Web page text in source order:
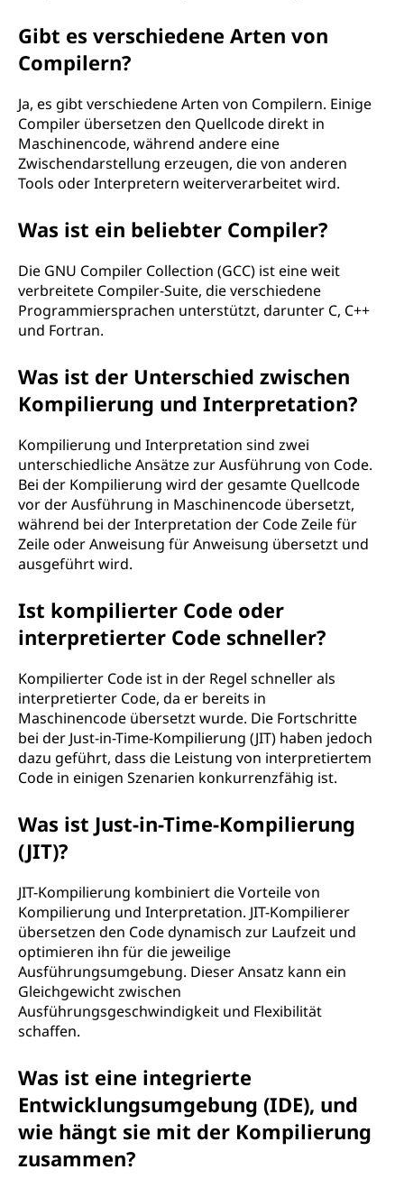
Gibt es verschiedene Arten von
Compilern?
Ja, es gibt verschiedene Arten von Compilern. Einige
Compiler übersetzen den Quellcode direkt in
Maschinencode, während andere eine
Zwischendarstellung erzeugen, die von anderen
Tools oder Interpretern weiterverarbeitet wird.
Was ist ein beliebter Compiler?
Die GNU Compiler Collection (GCC) ist eine weit
verbreitete Compiler-Suite, die verschiedene
Programmiersprachen unterstützt, darunter C, C++
und Fortran.
Was ist der Unterschied zwischen
Kompilierung und Interpretation?
Kompilierung und Interpretation sind zwei
unterschiedliche Ansätze zur Ausführung von Code.
Bei der Kompilierung wird der gesamte Quellcode
vor der Ausführung in Maschinencode übersetzt,
während bei der Interpretation der Code Zeile für
Zeile oder Anweisung für Anweisung übersetzt und
ausgeführt wird.
Ist kompilierter Code oder
interpretierter Code schneller?
Kompilierter Code ist in der Regel schneller als
interpretierter Code, da er bereits in
Maschinencode übersetzt wurde. Die Fortschritte
bei der Just-in-Time-Kompilierung (JIT) haben jedoch
dazu geführt, dass die Leistung von interpretiertem
Code in einigen Szenarien konkurrenzfähig ist.
Was ist Just-in-Time-Kompilierung
(JIT)?
JIT-Kompilierung kombiniert die Vorteile von
Kompilierung und Interpretation. JIT-Kompilierer
übersetzen den Code dynamisch zur Laufzeit und
optimieren ihn für die jeweilige
Ausführungsumgebung. Dieser Ansatz kann ein
Gleichgewicht zwischen
Ausführungsgeschwindigkeit und Flexibilität
schaffen.
Was ist eine integrierte
Entwicklungsumgebung (IDE), und
wie hängt sie mit der Kompilierung
zusammen?